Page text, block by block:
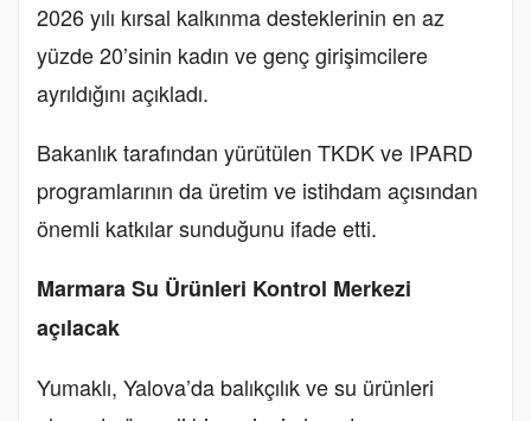
2026 yılı kırsal kalkınma desteklerinin en az
yüzde 20’sinin kadın ve genç girişimcilere
ayrıldığını açıkladı.
Bakanlık tarafından yürütülen TKDK ve IPARD
programlarının da üretim ve istihdam açısından
önemli katkılar sunduğunu ifade etti.
Marmara Su Ürünleri Kontrol Merkezi
açılacak
Yumaklı, Yalova’da balıkçılık ve su ürünleri